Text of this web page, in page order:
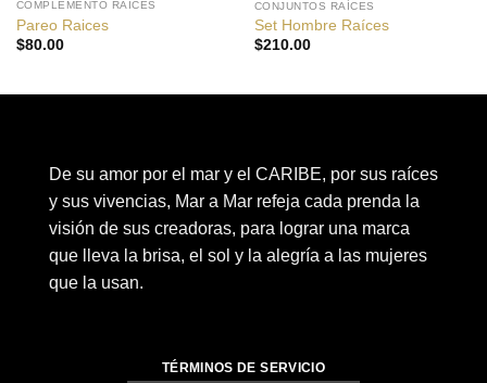
COMPLEMENTO RAÍCES
Pareo Raices
$80.00
CONJUNTOS RAÍCES
Set Hombre Raíces
$210.00
De su amor por el mar y el CARIBE, por sus raíces
y sus vivencias, Mar a Mar refeja cada prenda la
visión de sus creadoras, para lograr una marca
que lleva la brisa, el sol y la alegría a las mujeres
que la usan.
TÉRMINOS DE SERVICIO